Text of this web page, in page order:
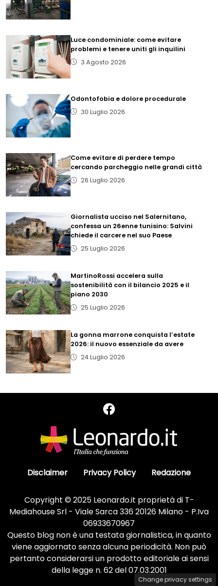
Luce condominiale: come evitare
problemi e tenere uniti gli inquilini
3 Agosto 2026
Odontofobia e dolore procedurale
30 Luglio 2026
Come evitare di perdere tempo
cercando parcheggio nelle grandi città
26 Luglio 2026
Giornalista ucciso nel Salernitano,
confessa un 26enne tunisino: Salvini
chiede il carcere nel suo Paese
25 Luglio 2026
MartinoRossi accelera sulla
sostenibilità con il bilancio 2025 e il
piano 2030
25 Luglio 2026
La gonna marrone conquista l’estate
2026: il nuovo essenziale da avere
24 Luglio 2026
Disclaimer Privacy Policy Redazione
Copyright © 2025 Leonardo.it proprietà di T-
Mediahouse Srl - Viale Sarca 336 20126 Milano - P.Iva
06933670967
Questo blog non è una testata giornalistica, in quanto
viene aggiornato senza alcuna periodicità. Non può
pertanto considerarsi un prodotto editoriale ai sensi
della legge n. 62 del 07.03.2001
Change privacy settings